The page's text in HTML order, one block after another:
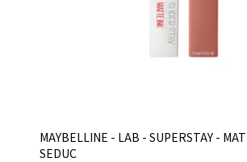
MAYBELLINE - LAB - SUPERSTAY -
SEDUC